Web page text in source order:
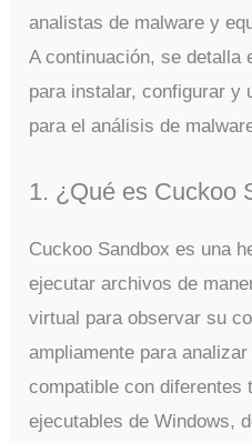
analistas de malware y
A continuación, se detalla
para instalar, configurar y
para el análisis de
1. ¿Qué es Cuckoo
Cuckoo Sandbox es una
ejecutar archivos de
virtual para observar su
ampliamente para
compatible con diferentes
ejecutables de Windows,